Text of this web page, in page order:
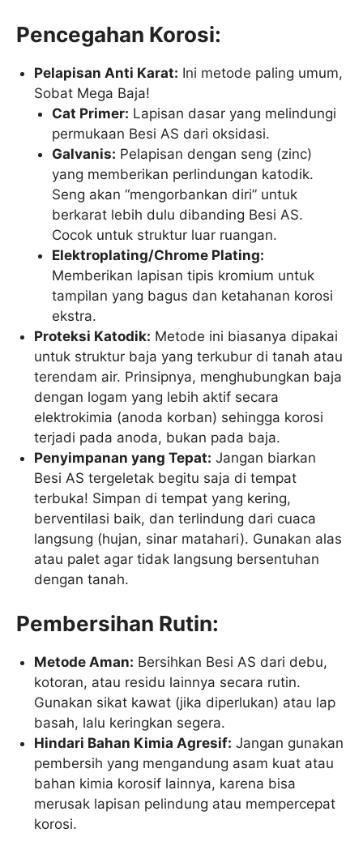
Pencegahan Korosi:
Pelapisan Anti Karat: Ini metode paling umum,
Sobat Mega Baja!
Cat Primer: Lapisan dasar yang melindungi
permukaan Besi AS dari oksidasi.
Galvanis: Pelapisan dengan seng (zinc)
yang memberikan perlindungan katodik.
Seng akan “mengorbankan diri” untuk
berkarat lebih dulu dibanding Besi AS.
Cocok untuk struktur luar ruangan.
Elektroplating/Chrome Plating:
Memberikan lapisan tipis kromium untuk
tampilan yang bagus dan ketahanan korosi
ekstra.
Proteksi Katodik: Metode ini biasanya dipakai
untuk struktur baja yang terkubur di tanah atau
terendam air. Prinsipnya, menghubungkan baja
dengan logam yang lebih aktif secara
elektrokimia (anoda korban) sehingga korosi
terjadi pada anoda, bukan pada baja.
Penyimpanan yang Tepat: Jangan biarkan
Besi AS tergeletak begitu saja di tempat
terbuka! Simpan di tempat yang kering,
berventilasi baik, dan terlindung dari cuaca
langsung (hujan, sinar matahari). Gunakan alas
atau palet agar tidak langsung bersentuhan
dengan tanah.
Pembersihan Rutin:
Metode Aman: Bersihkan Besi AS dari debu,
kotoran, atau residu lainnya secara rutin.
Gunakan sikat kawat (jika diperlukan) atau lap
basah, lalu keringkan segera.
Hindari Bahan Kimia Agresif: Jangan gunakan
pembersih yang mengandung asam kuat atau
bahan kimia korosif lainnya, karena bisa
merusak lapisan pelindung atau mempercepat
korosi.